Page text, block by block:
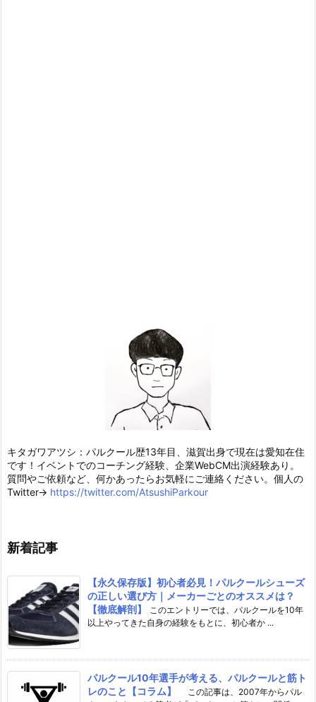
キタガワアツシ：パルクール歴13年目、滋賀出身で現在は愛知在住
です！イベントでのコーチング経験、企業WebCM出演経験あり。
質問やご依頼など、何かあったらお気軽にご連絡ください。個人の
Twitter→ https://twitter.com/AtsushiParkour
新着記事
【永久保存版】初心者必見！パルクールシューズ
の正しい選び方｜メーカーごとのオススメは？
【徹底解剖】
このエントリーでは、パルクールを10年
以上やってきた自身の経験をもとに、初心者か ...
パルクール10年選手が考える、パルクールと筋ト
レのこと【コラム】
この記事は、2007年からパル